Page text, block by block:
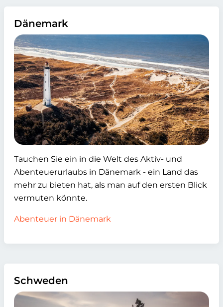
Dänemark
Tauchen Sie ein in die Welt des Aktiv- und
Abenteuerurlaubs in Dänemark - ein Land das
mehr zu bieten hat, als man auf den ersten Blick
vermuten könnte.
Abenteuer in Dänemark
Schweden